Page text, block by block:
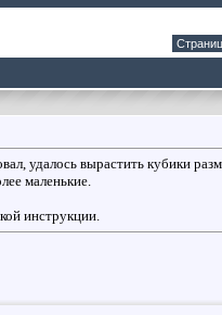
удалось вырастить кубики
маленькие.
инструкции.